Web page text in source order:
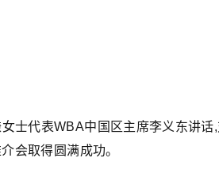
士代表WBA中国区主席李义东讲
会取得圆满成功。